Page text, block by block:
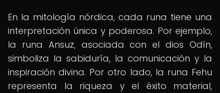
En la mitología nórdica, cada runa tiene una
interpretación única y poderosa. Por ejemplo,
la runa Ansuz, asociada con el dios Odín,
simboliza la sabiduría, la comunicación y la
inspiración divina. Por otro lado, la runa Fehu
representa la riqueza y el éxito material,